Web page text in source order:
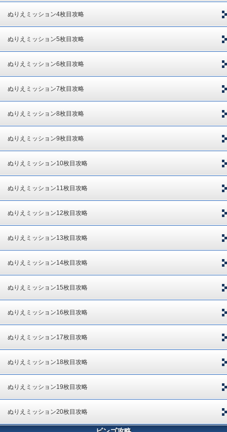
ぬりえミッション4枚目攻略
ぬりえミッション5枚目攻略
ぬりえミッション6枚目攻略
ぬりえミッション7枚目攻略
ぬりえミッション8枚目攻略
ぬりえミッション9枚目攻略
ぬりえミッション10枚目攻略
ぬりえミッション11枚目攻略
ぬりえミッション12枚目攻略
ぬりえミッション13枚目攻略
ぬりえミッション14枚目攻略
ぬりえミッション15枚目攻略
ぬりえミッション16枚目攻略
ぬりえミッション17枚目攻略
ぬりえミッション18枚目攻略
ぬりえミッション19枚目攻略
ぬりえミッション20枚目攻略